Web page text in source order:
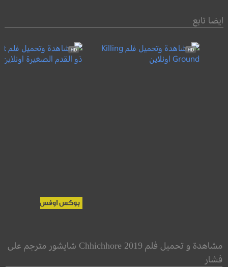
ايضا تابع
ذو القدم
مشاهدة و تحميل فلم Chhichhore 2019 شايشور مترجم على
فشار